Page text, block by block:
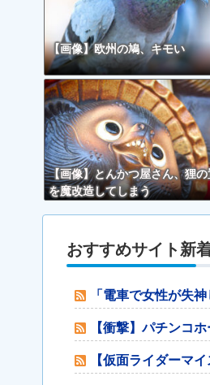
【画像】欧州の鳩、キモい
【画像】とんかつ屋さん、狸の
を魔改造してしまう
おすすめサイト新
「電車で女性が失
【衝撃】パチンコ
【仮面ライダーマ